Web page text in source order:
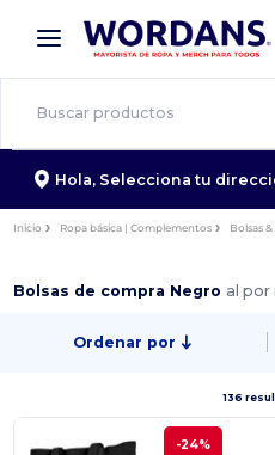
× App de Wordans
¡Mejores precios en app!
Hola, Selecciona tu
Inicio Ropa básica | Complementos Bolsas
Bolsas de compra Negro al por
Ordenar por
136
-24%